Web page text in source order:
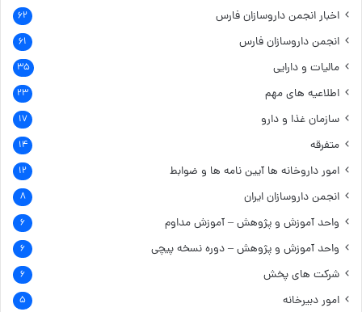
اخبار انجمن داروسازان فارس ۶۲
انجمن داروسازان فارس ۶۱
مالیات و دارایی ۳۵
اطلاعیه های مهم ۲۳
سازمان غذا و دارو ۱۷
متفرقه ۱۴
امور داروخانه ها آیین نامه ها و ضوابط ۱۲
انجمن داروسازان ایران ۸
واحد آموزش و پژوهش – آموزش مداوم ۶
واحد آموزش و پژوهش – دوره نسخه پیچی ۶
شرکت های پخش ۶
امور دبیرخانه ۵